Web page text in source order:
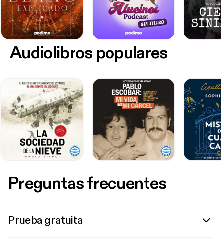
Audiolibros populares
Preguntas frecuentes
Prueba gratuita